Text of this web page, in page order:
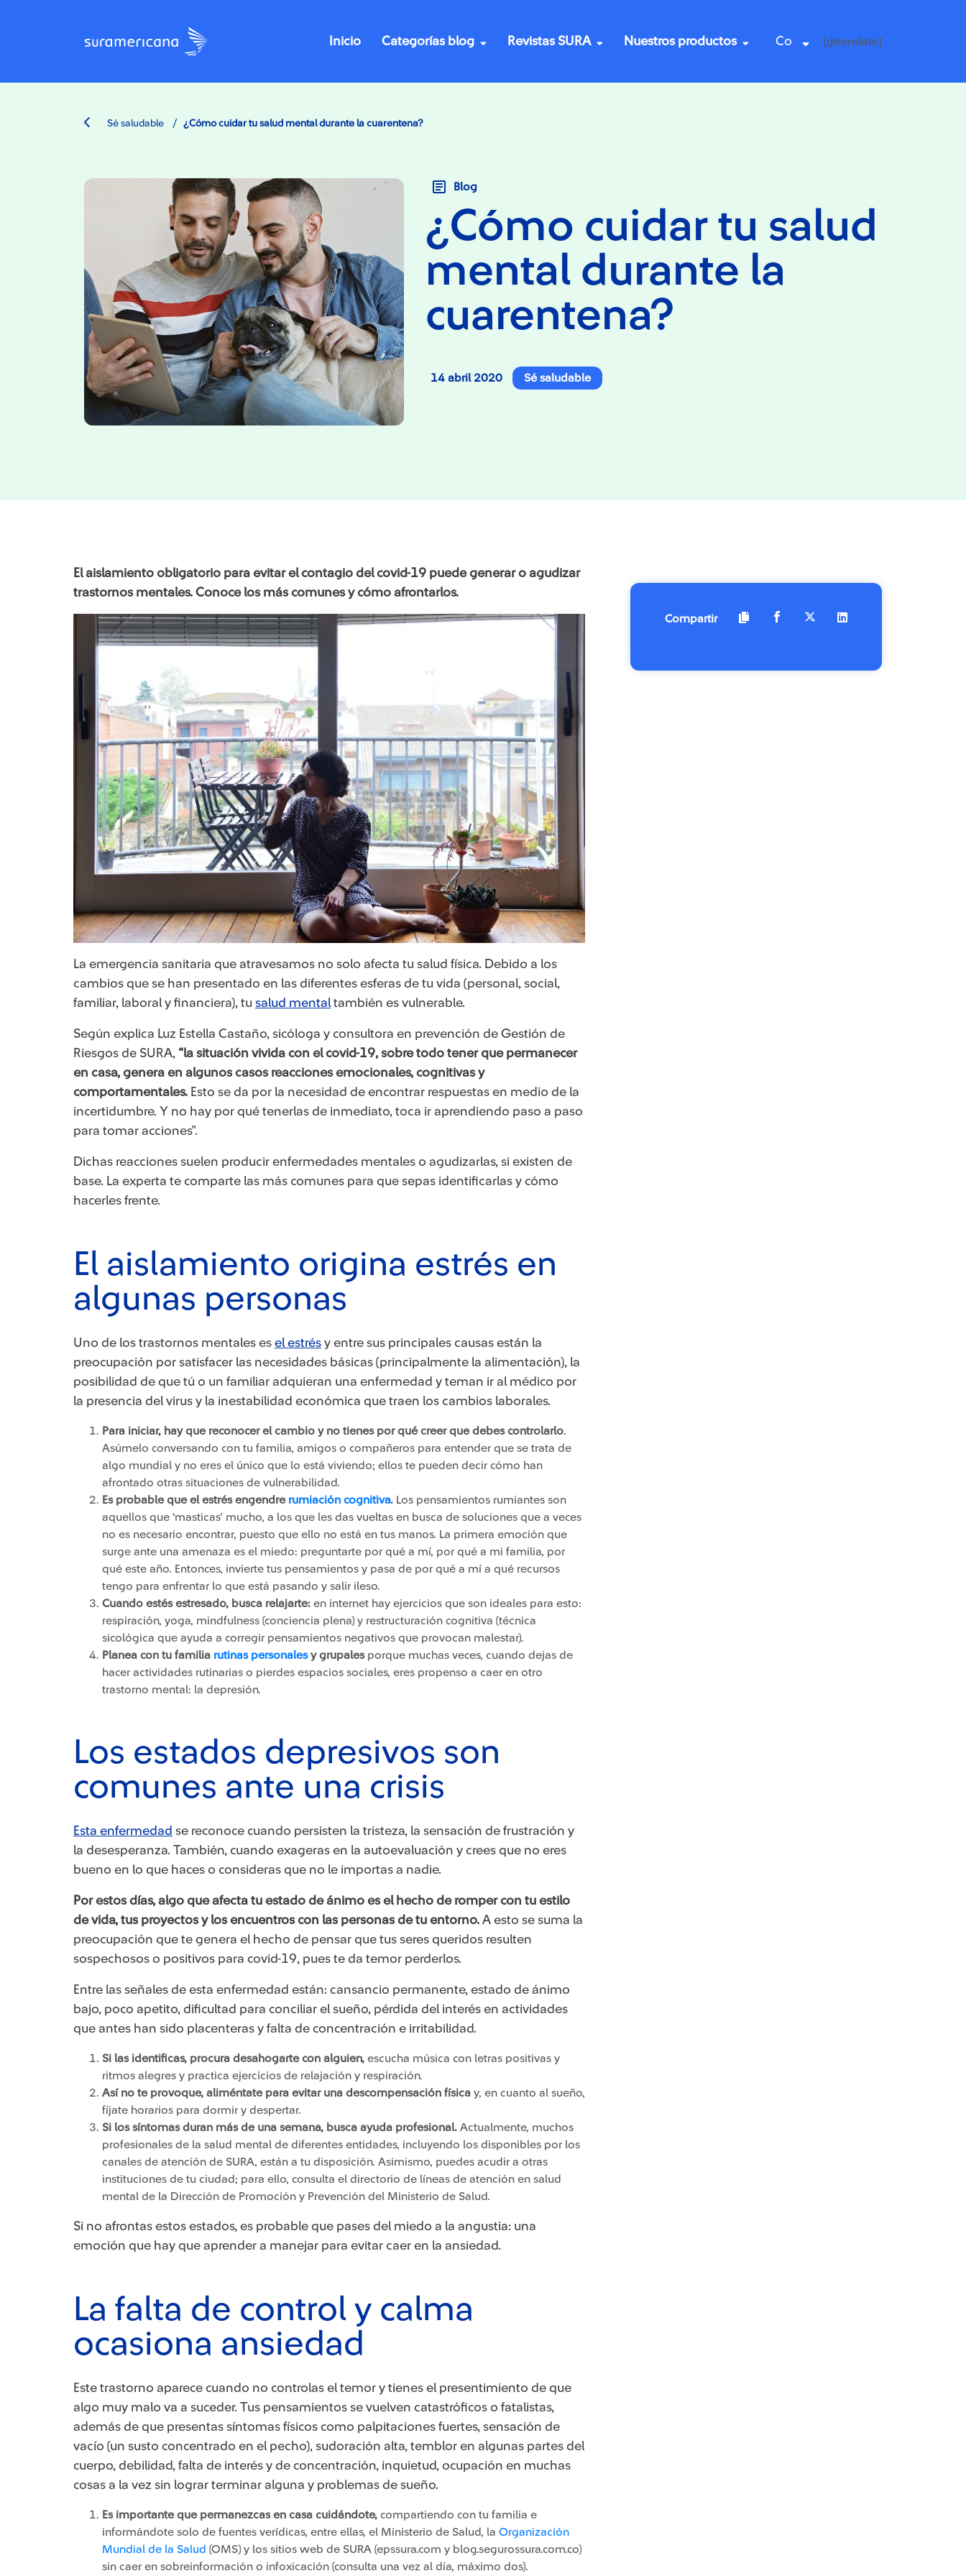
Inicio Categorías blog Revistas SURA Nuestros productos Co [gtranslate]
Sé saludable / ¿Cómo cuidar tu salud mental durante la cuarentena?
Blog
¿Cómo cuidar tu salud
mental durante la
cuarentena?
14 abril 2020 Sé saludable
El aislamiento obligatorio para evitar el contagio del covid-19 puede generar o agudizar
trastornos mentales. Conoce los más comunes y cómo afrontarlos.
​La emergencia sanitaria que atravesamos no solo afecta tu salud física. Debido a los
cambios que se han presentado en las diferentes esferas de tu vida (personal, social,
familiar, laboral y financiera), tu salud mental ​también es vulnerable.
Según explica Luz Estella Castaño, sicóloga y consultora en prevención de Gestión de
Riesgos de SURA, “la situación vivida con el covid-19, sobre todo tener que permanecer
en casa, genera en algunos casos reacciones emocionales, cognitivas y
comportamentales. Esto se da por la necesidad de encontrar respuestas en medio de la
incertidumbre. Y no hay por qué tenerlas de inmediato, toca ir aprendiendo paso a paso
para tomar acciones”.
Dichas reacciones suelen producir enfermedades mentales o agudizarlas, si existen de
base. La experta te comparte las más comunes para que sepas identificarlas y cómo
hacerles frente.
El aislamiento origina estrés en
algunas personas
Uno de los trastornos mentales es el estrés y entre sus principales causas están la
preocupación por satisfacer las necesidades básicas (principalmente la alimentación), la
posibilidad de que tú o un familiar adquieran una enfermedad y teman ir al médico por
la presencia del virus y la inestabilidad económica que traen los cambios laborales.
Para iniciar, hay que reconocer el cambio y no tienes por qué creer que debes controlarlo.
Asúmelo conversando con tu familia, amigos o compañeros para entender que se trata de
algo mundial y no eres el único que lo está viviendo; ellos te pueden decir cómo han
afrontado otras situaciones de vulnerabilidad.
Es probable que el estrés engendre rumiación cognitiva. Los pensamientos rumiantes son
aquellos que ‘masticas’ mucho, a los que les das vueltas en busca de soluciones que a veces
no es necesario encontrar, puesto que ello no está en tus manos. La primera emoción que
surge ante una amenaza es el miedo: preguntarte por qué a mí, por qué a mi familia, por
qué este año. Entonces, invierte tus pensamientos y pasa de por qué a mí a qué recursos
tengo para enfrentar lo que está pasando y salir ileso.
Cuando estés estresado, busca relajarte: en internet hay ejercicios que son ideales para esto:
respiración, yoga, mindfulness (conciencia plena) y restructuración cognitiva (técnica
sicológica que ayuda a corregir pensamientos negativos que provocan malestar).
Planea con tu familia rutinas personalesy grupalesporque muchas veces, cuando dejas de
hacer actividades rutinarias o pierdes espacios sociales, eres propenso a caer en otro
trastorno mental: la depresión.
Los estados depresivos son
comunes ante una crisis
Esta enfermedad​ se reconoce cuando persisten la tristeza, la sensación de frustración y
la desesperanza. También, cuando exageras en la autoevaluación y crees que no eres
bueno en lo que haces o consideras que no le importas a nadie.
Por estos días, algo que afecta tu estado de ánimo es el hecho de romper con tu estilo
de vida, tus proyectos y los encuentros con las personas de tu entorno. A esto se suma la
preocupación que te genera el hecho de pensar que tus seres queridos resulten
sospechosos o positivos para covid-19, pues te da temor perderlos.​
​Entre las señales de esta enfermedad están: cansancio permanente, estado de ánimo
bajo, poco apetito, dificultad para conciliar el sueño, pérdida del interés en actividades
que antes han sido placenteras y falta de concentración e irritabilidad.
Si las identificas, procura desahogarte con alguien, escucha música con letras positivas y
ritmos alegres y practica ejercicios de relajación y respiración.
Así no te provoque, aliméntate para evitar una descompensación física y, en cuanto al sueño,
fíjate horarios para dormir y despertar.
Si los síntomas duran más de una semana, busca ayuda profesional. Actualmente, muchos
profesionales de la salud mental de diferentes entidades, incluyendo los disponibles por los
canales de atención de SURA, están a tu disposición. Asimismo, puedes acudir a otras
instituciones de tu ciudad; para ello, consulta el directorio de líneas de atención en salud
mental de la Dirección de Promoción y Prevención del Ministerio de Salud.
Si no afrontas estos estados, es probable que pases del miedo a la angustia: una
emoción que hay que aprender a manejar para evitar caer en la ansiedad.
La falta de control y calma
ocasiona ansiedad
Este trastorno aparece cuando no controlas el temor y tienes el presentimiento de que
algo muy malo va a suceder. Tus pensamientos se vuelven catastróficos o fatalistas,
además de que presentas síntomas físicos como palpitaciones fuertes, sensación de
vacío (un susto concentrado en el pecho), sudoración alta, temblor en algunas partes del
cuerpo, debilidad, falta de interés y de concentración, inquietud, ocupación en muchas
cosas a la vez sin lograr terminar alguna y problemas de sueño.
Es importante que permanezcas en casa cuidándote, compartiendo con tu familia e
informándote solo de fuentes verídicas, entre ellas, el Ministerio de Salud, la Organización
Mundial de la Salud​ (OMS) y los sitios web de SURA (epssura.com y blog.segurossura.com.co)
sin caer en sobreinformación o infoxicación (consulta una vez al día, máximo dos).
Compartir